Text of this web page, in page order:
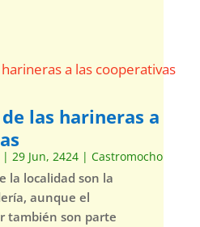
las harineras a
| 29 Jun, 2424| Castromocho
la localidad son la
aunque el
también son parte